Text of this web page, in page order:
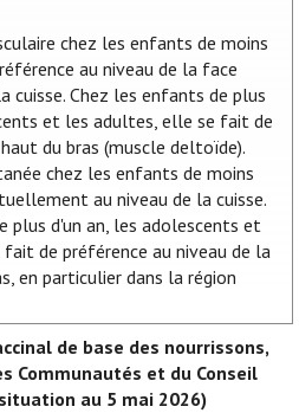
chez les enfants de moins
au niveau de la face
cuisse. Chez les enfants de plus
et les adultes, elle se fait de
du bras (muscle deltoïde).
chez les enfants de moins
au niveau de la cuisse.
plus d'un an, les adolescents et
de préférence au niveau de la
en particulier dans la région
de base des nourrissons,
Communautés et du Conseil
au 5 mai 2026)